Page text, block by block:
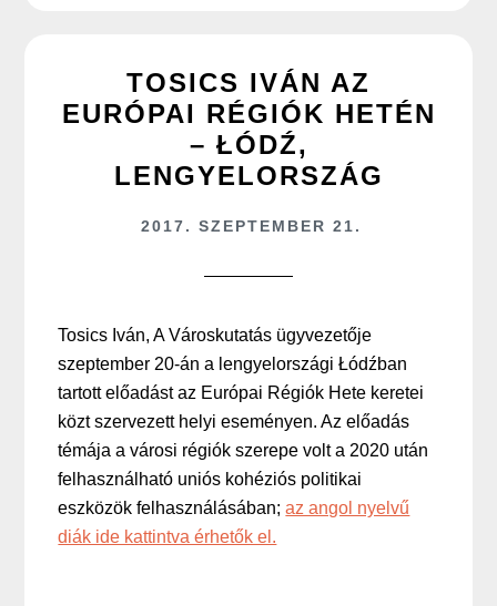
TOSICS IVÁN AZ
EURÓPAI RÉGIÓK HETÉN
– ŁÓDŹ,
LENGYELORSZÁG
2017. SZEPTEMBER 21.
Tosics Iván, A Városkutatás ügyvezetője
szeptember 20-án a lengyelországi Łódźban
tartott előadást az Európai Régiók Hete keretei
közt szervezett helyi eseményen. Az előadás
témája a városi régiók szerepe volt a 2020 után
felhasználható uniós kohéziós politikai
eszközök felhasználásában;az angol nyelvű
diák ide kattintva érhetők el.